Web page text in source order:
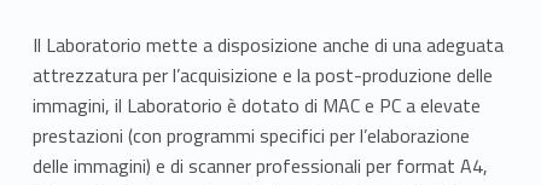
Il Laboratorio mette a disposizione anche di una adeguata
attrezzatura per l’acquisizione e la post-produzione delle
immagini, il Laboratorio è dotato di MAC e PC a elevate
prestazioni (con programmi specifici per l’elaborazione
delle immagini) e di scanner professionali per format A4,